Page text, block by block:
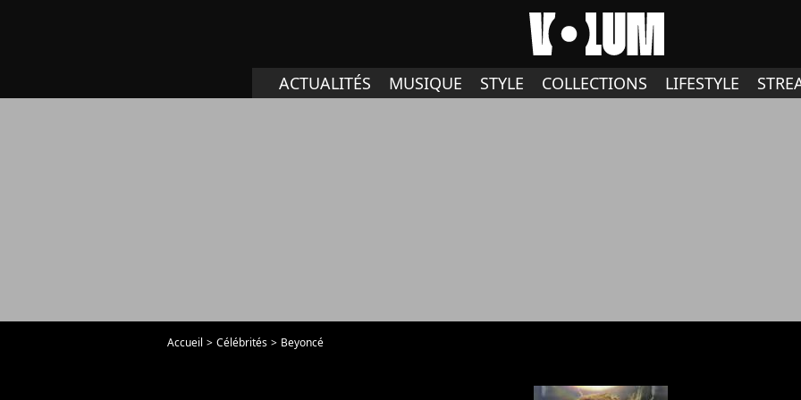
ACTUALITÉS MUSIQUE STYLE COLLECTIONS LIFESTYLE
Accueil Célébrités Beyoncé